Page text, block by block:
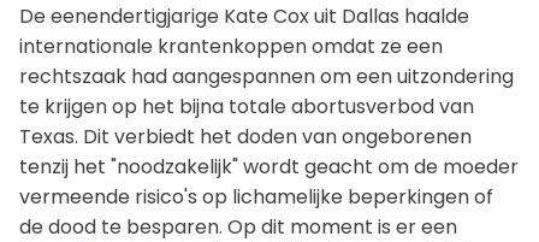
De eenendertigjarige Kate Cox uit Dallas haalde
internationale krantenkoppen omdat ze een
rechtszaak had aangespannen om een uitzondering
te krijgen op het bijna totale abortusverbod van
Texas. Dit verbiedt het doden van ongeborenen
tenzij het "noodzakelijk" wordt geacht om de moeder
vermeende risico's op lichamelijke beperkingen of
de dood te besparen. Op dit moment is er een